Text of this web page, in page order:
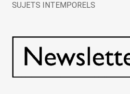
SUJETS INTEMPORELS